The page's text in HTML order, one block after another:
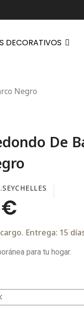
DECORATIVOS
Negro
De
€
Entrega: 15
para tu hogar.